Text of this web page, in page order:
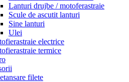
Lanturi drujbe / motoferastraie
Scule de ascutit lanturi
Sine lanturi
Ulei
electrice
termice
filete